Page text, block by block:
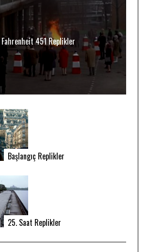
Fahrenheit 451 Replikler
Başlangıç Replikler
25. Saat Replikler